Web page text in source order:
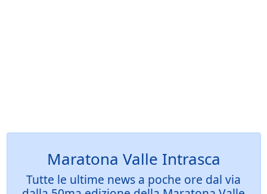
Maratona Valle Intrasca
Tutte le ultime news a poche ore dal via